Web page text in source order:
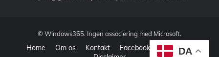
DA
© Windows365. Ingen associering med Microsoft.
Home Om os Kontakt Facebook
Datapolitik